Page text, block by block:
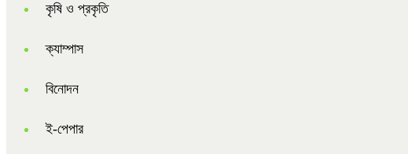
কৃষি ও প্রকৃতি
ক্যাম্পাস
বিনোদন
ই-পেপার